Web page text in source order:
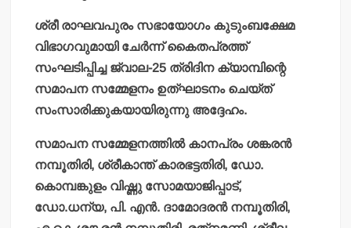
ശ്രീ രാഘവപുരം സഭായോഗം കുടുംബക്ഷേമ
വിഭാഗവുമായി ചേര്‍ന്ന് കൈതപ്രത്ത്
സംഘടിപ്പിച്ച ജ്വാല-25 ത്രിദിന ക്യാമ്പിന്റെ
സമാപന സമ്മേളനം ഉത്ഘാടനം ചെയ്ത്
സംസാരിക്കുകയായിരുന്നു അദ്ദേഹം.
സമാപന സമ്മേളനത്തില്‍ കാനപ്രം ശങ്കരന്‍
നമ്പൂതിരി, ശ്രീകാന്ത് കാരഭട്ടതിരി, ഡോ.
കൊമ്പങ്കുളം വിഷ്ണു സോമയാജിപ്പാട്,
ഡോ.ധന്യ, പി. എന്‍. ദാമോദരന്‍ നമ്പൂതിരി,